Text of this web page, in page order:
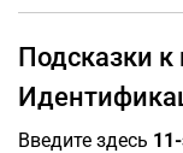
Подсказки
Введите здесь